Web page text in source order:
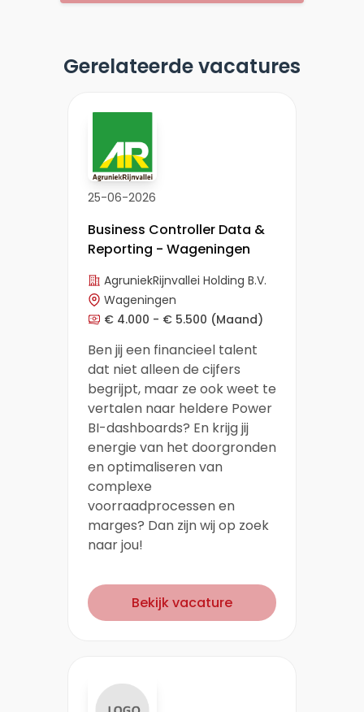
Gerelateerde vacatures
25-06-2026
Business Controller Data &
Reporting - Wageningen
AgruniekRijnvallei Holding B.V.
Wageningen
€ 4.000 - € 5.500 (Maand)
Ben jij een financieel talent
dat niet alleen de cijfers
begrijpt, maar ze ook weet te
vertalen naar heldere Power
BI-dashboards? En krijg jij
energie van het doorgronden
en optimaliseren van
complexe
voorraadprocessen en
marges? Dan zijn wij op zoek
naar jou!
Bekijk vacature